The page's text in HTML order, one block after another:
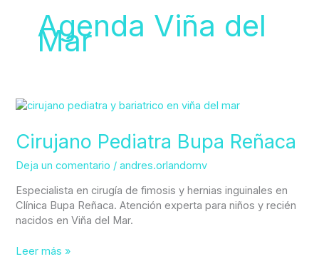
Agenda Viña del
Mar
Cirujano Pediatra Bupa Reñaca
Deja un comentario /andres.orlandomv
Especialista en cirugía de fimosis y hernias inguinales en
Clínica Bupa Reñaca. Atención experta para niños y recién
nacidos en Viña del Mar.
Cirujano
Bupa
Reñaca
Leer más »